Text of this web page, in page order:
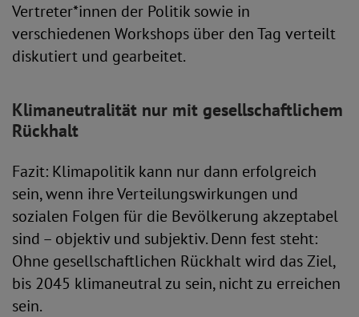
Vertreter*innen der Politik sowie in
verschiedenen Workshops über den Tag verteilt
diskutiert und gearbeitet.
Klimaneutralität nur mit gesellschaftlichem
Rückhalt
Fazit: Klimapolitik kann nur dann erfolgreich
sein, wenn ihre Verteilungswirkungen und
sozialen Folgen für die Bevölkerung akzeptabel
sind – objektiv und subjektiv. Denn fest steht:
Ohne gesellschaftlichen Rückhalt wird das Ziel,
bis 2045 klimaneutral zu sein, nicht zu erreichen
sein.